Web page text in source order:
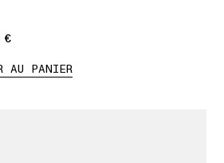
€
€
AU PANIER